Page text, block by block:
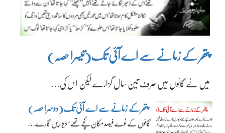
پتھر کے زمانے سے اے آئی تک(تیسرا حصہ)
میں نے گائوں میں صرف تین سال گزارے لیکن اس کی…
پتھر کے زمانے سے اے آئی تک(دوسرا حصہ)
گائوں کے نوے فیصد مکان کچے تھے‘ دیواریں گارے…